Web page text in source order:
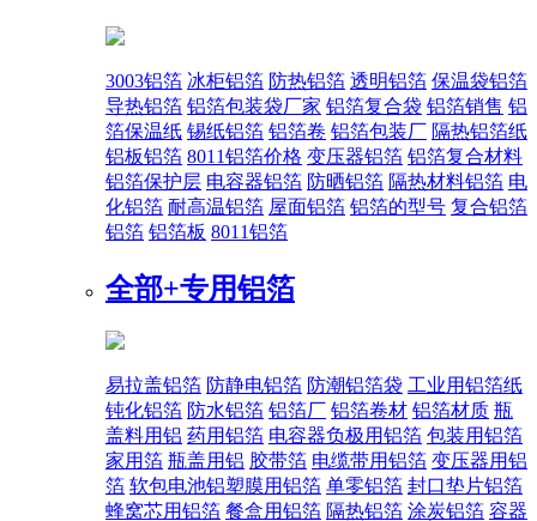
3003铝箔 冰柜铝箔 防热铝箔 透明铝箔 保温袋铝箔
导热铝箔 铝箔包装袋厂家 铝箔复合袋 铝箔销售 铝
箔保温纸 锡纸铝箔 铝箔卷 铝箔包装厂 隔热铝箔纸
铝板铝箔 8011铝箔价格 变压器铝箔 铝箔复合材料
铝箔保护层 电容器铝箔 防晒铝箔 隔热材料铝箔 电
化铝箔 耐高温铝箔 屋面铝箔 铝箔的型号 复合铝箔
铝箔 铝箔板 8011铝箔
全部+专用铝箔
易拉盖铝箔 防静电铝箔 防潮铝箔袋 工业用铝箔纸
钝化铝箔 防水铝箔 铝箔厂 铝箔卷材 铝箔材质 瓶
盖料用铝 药用铝箔 电容器负极用铝箔 包装用铝箔
家用箔 瓶盖用铝 胶带箔 电缆带用铝箔 变压器用铝
箔 软包电池铝塑膜用铝箔 单零铝箔 封口垫片铝箔
蜂窝芯用铝箔 餐盒用铝箔 隔热铝箔 涂炭铝箔 容器